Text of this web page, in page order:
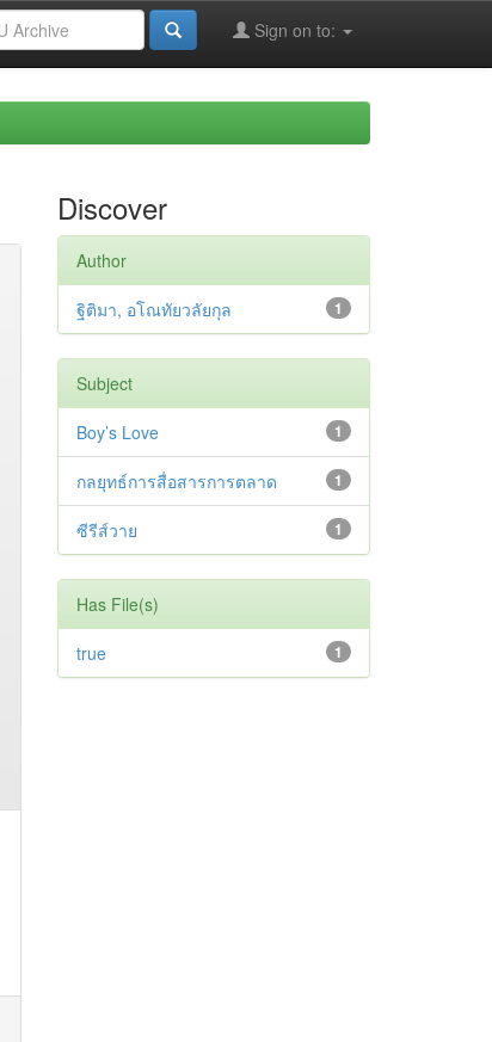
Sign on to:
Discover
Author
1
ฐิติมา, อโณทัยวลัยกุล
Subject
1
Boy’s Love
1
กลยุทธ์การสื่อสารการตลาด
1
ซีรีส์วาย
Has File(s)
1
true